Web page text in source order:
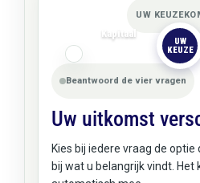
UW
Natura
Kapitaal
UW
KEUZE
Beantwoord de vier vragen
Uw uitkomst
Kies bij iedere vraag de
bij wat u belangrijk vindt.